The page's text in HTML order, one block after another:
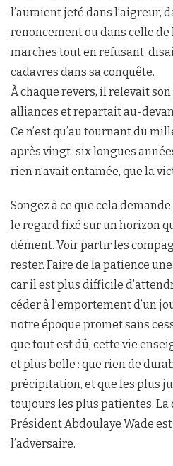
l’auraient jeté dans l’aigreur,
renoncement ou dans celle de
marches tout en refusant,
cadavres dans sa conquête.
À chaque revers, il relevait
alliances et repartait au-
Ce n’est qu’au tournant du
après vingt-six longues
rien n’avait entamée, que la
Songez à ce que cela
le regard fixé sur un horizon
dément. Voir partir les
rester. Faire de la patience
car il est plus difficile
céder à l’emportement d’un
notre époque promet sans
que tout est dû, cette vie
et plus belle : que rien de
précipitation, et que les plus
toujours les plus patientes.
Président Abdoulaye Wade
l’adversaire.